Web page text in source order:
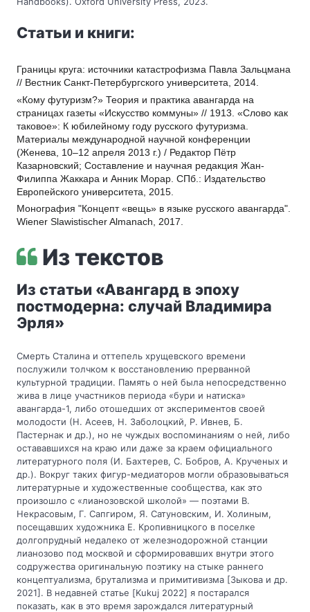
Статьи и книги:
Границы круга: источники катастрофизма Павла Зальцмана
// Вестник Санкт-Петербургского университета, 2014.
«Кому футуризм?» Теория и практика авангарда на
страницах газеты «Искусство коммуны» // 1913. «Слово как
таковое»: К юбилейному году русского футуризма.
Материалы международной научной конференции
(Женева, 10–12 апреля 2013 г.) / Редактор Пётр
Казарновский; Составление и научная редакция Жан-
Филиппа Жаккара и Анник Морар. СПб.: Издательство
Европейского университета, 2015.
Монография "Концепт «вещь» в языке русского авангарда".
Wiener Slawistischer Almanach, 2017.
Из текстов
Из статьи «Авангард в эпоху
постмодерна: случай Владимира
Эрля»
Смерть Сталина и оттепель хрущевского времени
послужили толчком к восстановлению прерванной
культурной традиции. Память о ней была непосредственно
жива в лице участников периода «бури и натиска»
авангарда-1, либо отошедших от экспериментов своей
молодости (Н. Асеев, Н. Заболоцкий, Р. Ивнев, Б.
Пастернак и др.), но не чуждых воспоминаниям о ней, либо
остававшихся на краю или даже за краем официального
литературного поля (И. Бахтерев, С. Бобров, А. Крученых и
др.). Вокруг таких фигур-медиаторов могли образовываться
литературные и художественные сообщества, как это
произошло с «лианозовской школой» — поэтами В.
Некрасовым, Г. Сапгиром, Я. Сатуновским, И. Холиным,
посещавших художника Е. Кропивницкого в поселке
долгопрудный недалеко от железнодорожной станции
лианозово под москвой и сформировавших внутри этого
содружества оригинальную поэтику на стыке раннего
концептуализма, брутализма и примитивизма [Зыкова и др.
2021]. В недавней статье [Kukuj 2022] я постарался
показать, как в это время зарождался литературный